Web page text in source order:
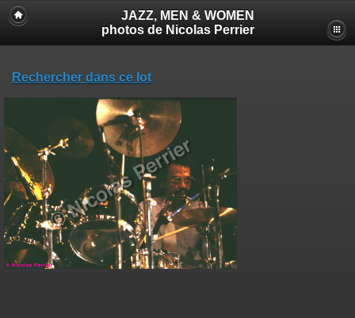
JAZZ, MEN & WOMEN
photos de Nicolas Perrier
Rechercher dans ce lot